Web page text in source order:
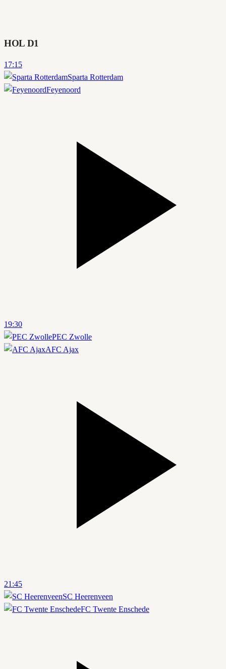
HOL D1
17:15
Sparta Rotterdam
Feyenoord
19:30
PEC Zwolle
AFC Ajax
21:45
SC Heerenveen
FC Twente Enschede